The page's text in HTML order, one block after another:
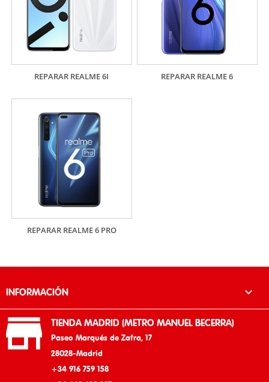
REPARAR REALME 6I REPARAR REALME 6
REPARAR REALME 6 PRO
INFORMACIÓN 
 TIENDA MADRID (METRO MANUEL BECERRA)
Paseo Marqués de Zafra, 17
28028-Madrid
+34 916 759 158